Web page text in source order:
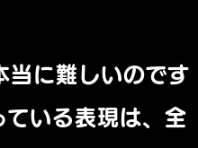
当に難しいのです
ている表現は、全